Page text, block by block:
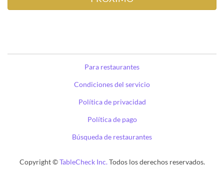
Para restaurantes
Condiciones del servicio
Política de privacidad
Política de pago
Búsqueda de restaurantes
Copyright ©TableCheck Inc.Todos los derechos reservados.